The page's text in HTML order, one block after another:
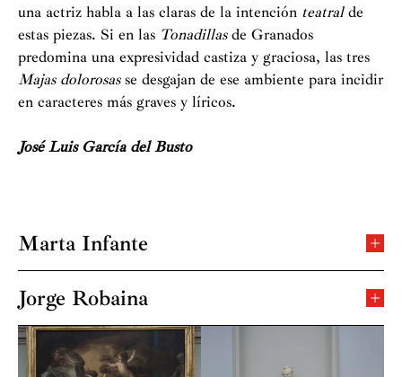
una actriz habla a las claras de la intención teatralde
estas piezas. Si en las Tonadillasde Granados
predomina una expresividad castiza y graciosa, las tres
Majas dolorosasse desgajan de ese ambiente para incidir
en caracteres más graves y líricos.
José Luis García del Busto
Marta Infante
piano, viola y canto. Más tarde se trasladó a la
República Checa para cursar estudios superiores de
canto en la Academia de artes de la Universidad de
Ostrava.
Jorge Robaina
sus estudios musicales. A los quince años se trasladó a
Viena completando su formación en el Conservatorio